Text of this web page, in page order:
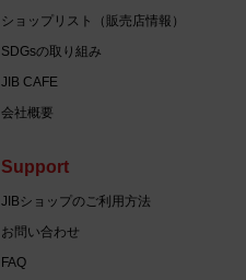
ショップリスト（販売店情報）
SDGsの取り組み
JIB CAFE
会社概要
Support
JIBショップのご利用方法
お問い合わせ
FAQ